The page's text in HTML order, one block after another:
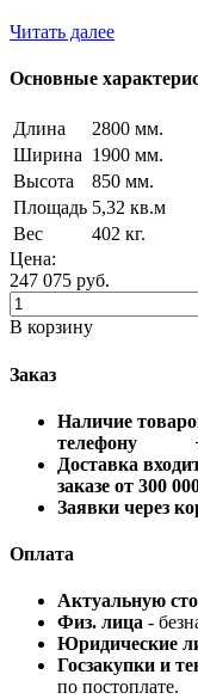
Читать далее
Основные
Длина
2800 мм.
Ширина 1900 мм.
Высота
850 мм.
Площадь 5,32 кв.м
Вес
402 кг.
Цена:
247 075 руб.
В корзину
Заказ
Наличие
телефону +7
Доставка
заказе от 300
Заявки через
Оплата
Актуальную
Физ. лица -
Юридические
Госзакупки и
по постоплате.